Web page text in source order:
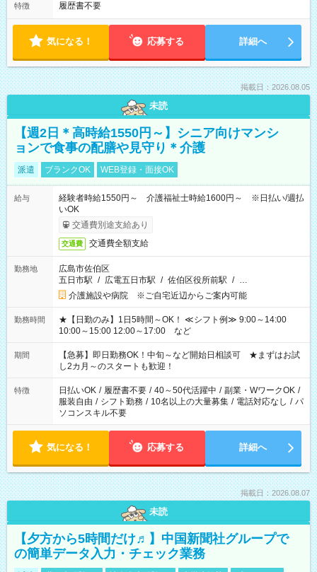
特徴 履歴書不要
気になる！ 応募する 詳細へ
掲載日：2026.08.05
未読
【週2日＊高時給1550円～】シニア向けマンシ
ョンで食事の配膳や見守り＊介護
派遣 ブランクOK WEB登録・面接OK
給与
経験者時給1550円～ 介護福祉士時給1600円～ ※日払い/週払
いOK
交通費別途支給あり
交通費 交通費全額支給
勤務地
広島市佐伯区
五日市駅 / 広電五日市駅 / 佐伯区役所前駅 / …
介護施設や病院 ※ご自宅近辺からご案内可能
勤務時間
★【日勤のみ】1日5時間～OK！ ≪シフト例≫ 9:00～14:00
10:00～15:00 12:00～17:00 など
期間
【急募】即日勤務OK！中旬～など開始日相談可 ★まずはお試
し2カ月～のスタートも歓迎！
特徴 日払いOK / 履歴書不要 / 40～50代活躍中 / 副業・WワークOK /
服装自由 / シフト勤務 / 10名以上の大量募集 / 電話対応なし / パ
ソコンスキル不要
気になる！ 応募する 詳細へ
掲載日：2026.08.07
未読
【夕方から5時間だけ♬】中国新聞社グループで
の簡単データ入力・チェック業務